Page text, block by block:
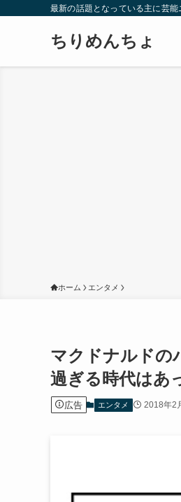
最新の話題となっている主に芸
ちりめんちょ
ホーム エンタメ
マクドナルドの
過ぎる時代はあ
広告 エンタメ 2018年2